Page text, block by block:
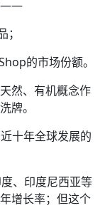
——
的市场份额。
然、有机概念作
牌。
十年全球发展的
、印度尼西亚等
增长率；但这个